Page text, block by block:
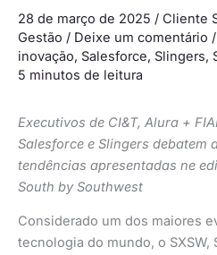
28 de março de 2025 / Cliente
Gestão / Deixe um comentário /
inovação, Salesforce, Slingers,
5 minutos de leitura
Executivos de CI&T, Alura +
Salesforce e Slingers debatem
tendências apresentadas ne
South by Southwest
Considerado um dos maiores
tecnologia do mundo, o SXSW,